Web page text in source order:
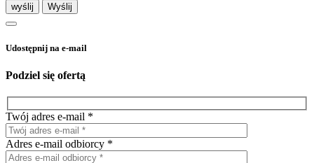
wyślij
Udostępnij na e-mail
Podziel się ofertą
Twój adres e-mail *
Adres e-mail odbiorcy *